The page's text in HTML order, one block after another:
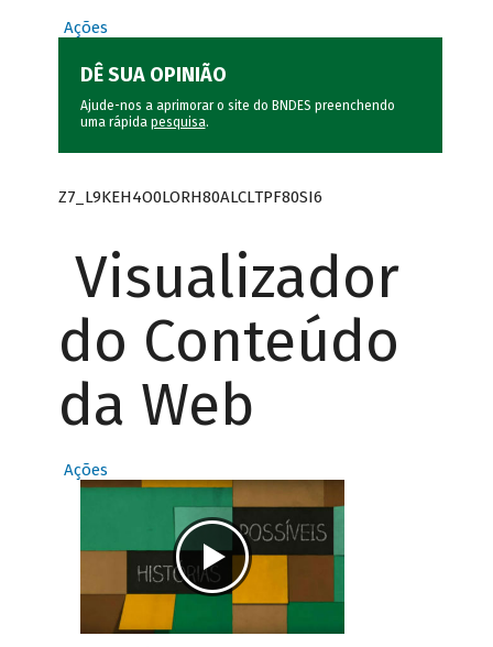
Ações
DÊ SUA OPINIÃO
Ajude-nos a aprimorar o site do BNDES preenchendo
uma rápida pesquisa.
Z7_L9KEH4O0LORH80ALCLTPF80SI6
Visualizador
do Conteúdo
da Web
Ações